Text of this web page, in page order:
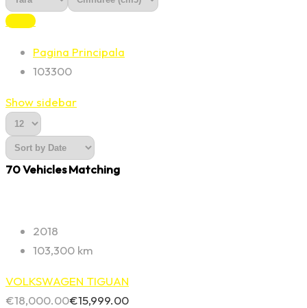
Reset
Pagina Principala
103300
Show sidebar
70Vehicles Matching
2018
103,300 km
VOLKSWAGEN TIGUAN
€18,000.00€15,999.00